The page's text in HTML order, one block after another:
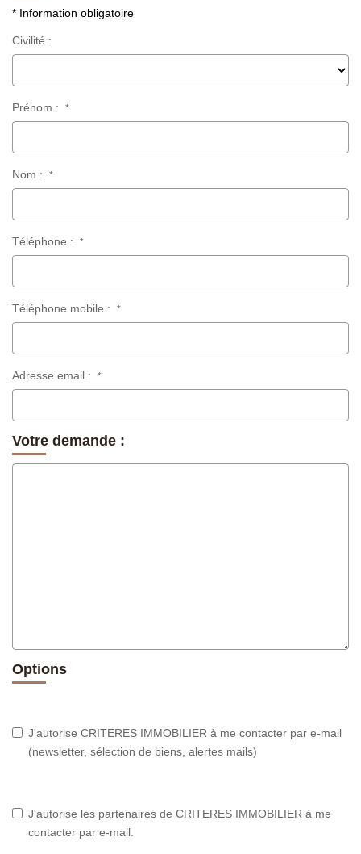
* Information obligatoire
Civilité :
Prénom : *
Nom : *
Téléphone : *
Téléphone mobile : *
Adresse email : *
Votre demande :
Options
J'autorise CRITERES IMMOBILIER à me contacter par e-mail
(newsletter, sélection de biens, alertes mails)
J'autorise les partenaires de CRITERES IMMOBILIER à me
contacter par e-mail.